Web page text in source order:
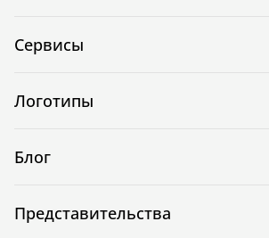
Сервисы
Логотипы
Блог
Представительства